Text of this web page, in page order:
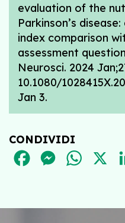
evaluation of the
Parkinson’s
index comparison
assessment
Neurosci. 2024
10.1080/
Jan 3.
CONDIVIDI
FACEBOOK